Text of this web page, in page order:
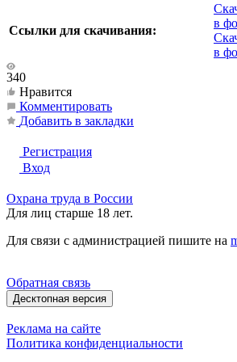
Ссылки для скачивания:
в
в
340
Нравится
Комментировать
Добавить в закладки
Регистрация
Вход
Охрана труда в России
Для лиц старше 18 лет.
Для связи с администрацией пишите на
Обратная связь
Десктопная версия
Реклама на сайте
Политика конфиденциальности